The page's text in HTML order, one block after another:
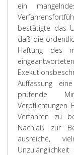
ein
bestätigte das
daß die
Haftung des
Auffassung
prüfende
Verpflichtungen.
Verfahren zu
Nachlaß zur
ausreiche,